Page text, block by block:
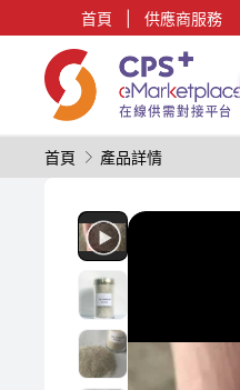
首頁 供應商服務
首頁 產品詳情